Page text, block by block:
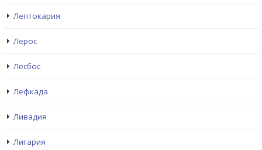
Лептокария
Лерос
Лесбос
Лефкада
Ливадия
Лигария